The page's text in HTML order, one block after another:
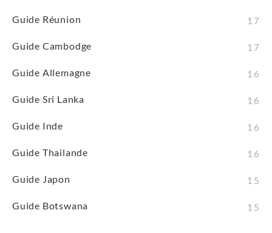
Guide Réunion 17
Guide Cambodge 17
Guide Allemagne 16
Guide Sri Lanka 16
Guide Inde 16
Guide Thailande 16
Guide Japon 15
Guide Botswana 15